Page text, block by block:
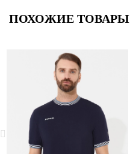
ПОХОЖИЕ ТОВАРЫ